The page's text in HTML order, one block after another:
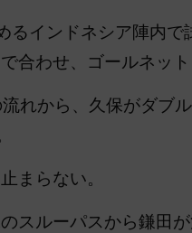
インドネシア陣内で
合わせ、ゴールネット
れから、久保がダブ
まらない。
スルーパスから鎌田が